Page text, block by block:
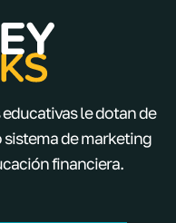
le dotan de
de marketing
financiera.